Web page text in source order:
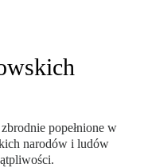
popełnione w
narodów i ludów